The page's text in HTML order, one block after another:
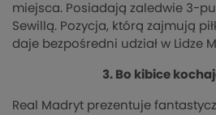
miejsca. Posiadają zaledwie 3-
Sewillą. Pozycja, którą zajmują
daje bezpośredni udział w Lidze
3. Bo kibice
Real Madryt prezentuje